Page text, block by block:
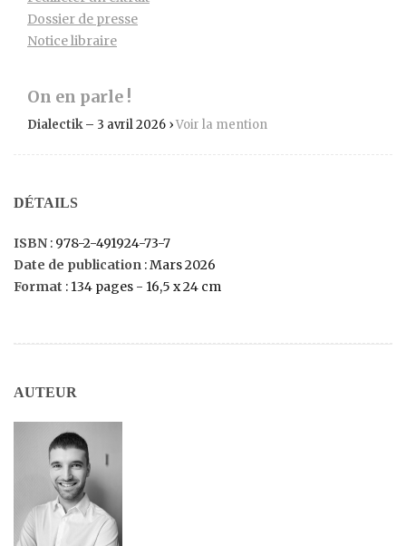
Dossier de presse
Notice libraire
On en parle !
Dialectik– 3 avril 2026 ›Voir la mention
DÉTAILS
ISBN : 978-2-491924-73-7
Date de publication : Mars 2026
Format : 134 pages - 16,5 x 24 cm
AUTEUR